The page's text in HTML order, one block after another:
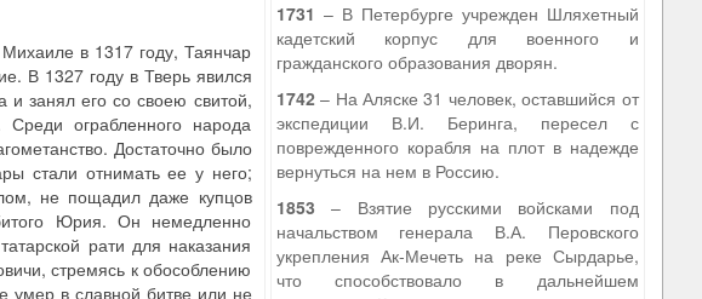
в 1317 году, Таянчар
В 1327 году в Тверь явился
занял его со своею свитой,
ограбленного народа
Достаточно было
стали отнимать ее у него;
не пощадил даже купцов
Юрия. Он немедленно
рати для наказания
стремясь к обособлению
умер в славной битве или не
1731 – В Петербурге учрежден Шляхетный
кадетский корпус для военного и
гражданского образования дворян.
1742– На Аляске 31 человек, оставшийся от
экспедиции В.И. Беринга, пересел с
поврежденного корабля на плот в надежде
вернуться на нем в Россию.
1853 – Взятие русскими войсками под
начальством генерала В.А. Перовского
укрепления Ак-Мечеть на реке Сырдарье,
что способствовало в дальнейшем